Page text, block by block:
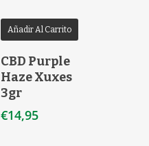
Añadir Al Carrito
CBD Purple
Haze Xuxes
3gr
€14,95